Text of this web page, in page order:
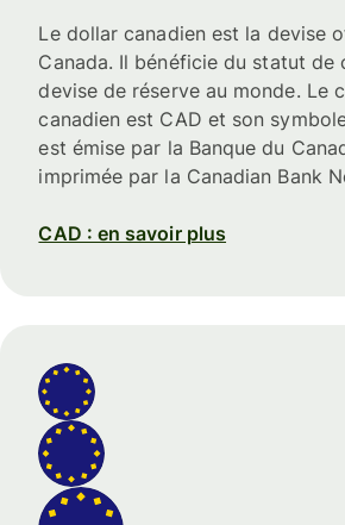
Le dollar canadien est la devise
Canada. Il bénéficie du statut de
devise de réserve au monde. Le
canadien est CAD et son
est émise par la Banque du
imprimée par la Canadian Bank
CAD : en savoir plus